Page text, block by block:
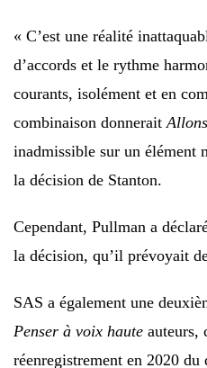
« C’est une réalité
d’accords et le rythme
courants, isolément et en
combinaison donnerait
inadmissible sur un élément
la décision de Stanton.
Cependant, Pullman a
la décision, qu’il prévoyait
SAS a également une
Penser à voix haute auteurs,
réenregistrement en 2020